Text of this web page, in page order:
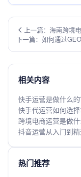
上一篇：海南跨境
下一篇：如何通过
相关内容
快手运营是做什么
快手代运营如何选
跨境电商运营是做
抖音运营从入门到
热门推荐